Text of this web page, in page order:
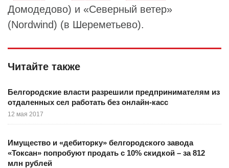
Домодедово) и «Северный ветер»
(Nordwind) (в Шереметьево).
Читайте также
Белгородские власти разрешили предпринимателям из
отдаленных сел работать без онлайн-касс
12 мая 2017
Имущество и «дебиторку» белгородского завода
«Токсан» попробуют продать с 10% скидкой – за 812
млн рублей